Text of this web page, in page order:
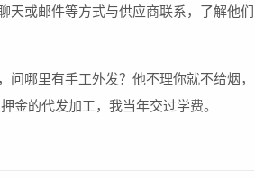
天或邮件等方式与供应商联系，了解他们
哪里有手工外发？他不理你就不给烟，
金的代发加工，我当年交过学费。